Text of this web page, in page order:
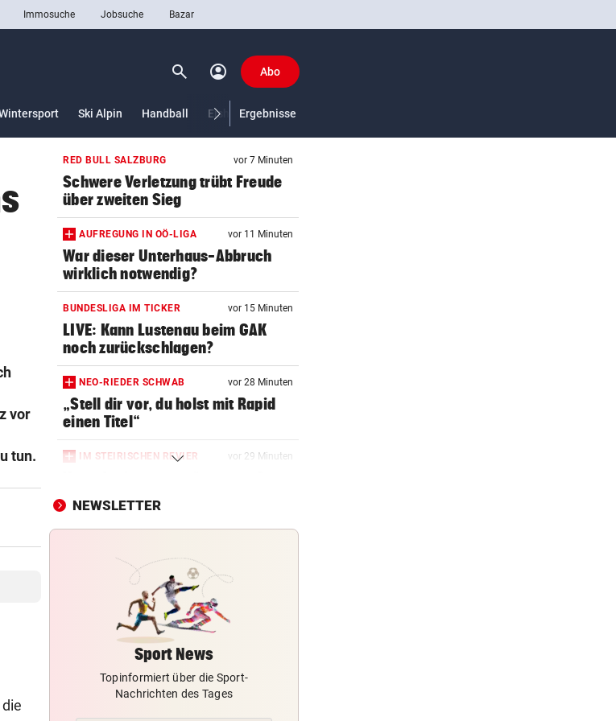
Immosuche Jobsuche Bazar
aufklappen search Suchen
account_circle Abo
Ski Alpin Handball Eishockey US-Sport
Ergebnisse
vor
tun.
RED BULL SALZBURG vor 7 Minuten
Schwere Verletzung trübt Freude
über zweiten Sieg
AUFREGUNG IN OÖ-LIGA vor 11 Minuten
War dieser Unterhaus-Abbruch
wirklich notwendig?
BUNDESLIGA IM TICKER vor 15 Minuten
LIVE: Kann Lustenau beim GAK
noch zurückschlagen?
NEO-RIEDER SCHWAB vor 28 Minuten
„Stell dir vor, du holst mit Rapid
einen Titel“
IM STEIRISCHEN REVIER vor 29 Minuten
Liga-Rivalen
AFLE TOP-SPIEL: 15:58
Wroclav Panthers
BUNDESLIGA IM TICKER
LIVE ab 19.30 Uhr: Steirerderby
Hartberg – Sturm
MARQUEZ ENTTÄUSCHT
MotoGP: Martin holt sich
NEWSLETTER
Sport News
Topinformiert über die Sport-
Nachrichten des Tages